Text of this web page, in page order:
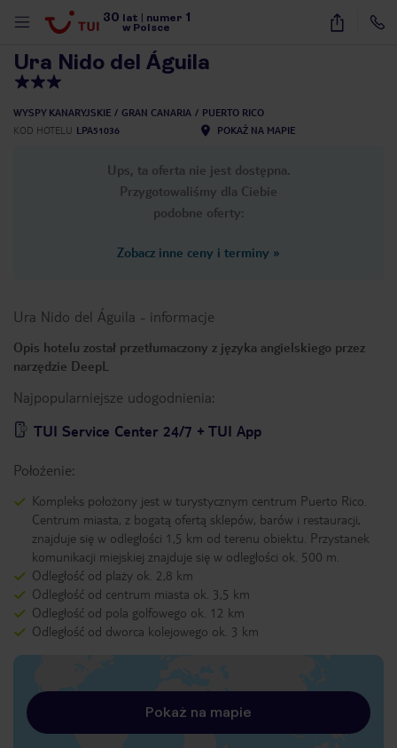
30 lat numer 1
w Polsce
38
Ura Nido del Águila
WYSPY KANARYJSKIE GRAN CANARIA
PUERTO RICO
KOD HOTELU LPA51036 POKAŻ NA MAPIE
Ups, ta oferta nie jest dostępna.
Przygotowaliśmy dla Ciebie
podobne oferty:
Zobacz inne ceny i terminy »
Ura Nido del Águila - informacje
Opis hotelu został przetłumaczony z języka angielskiego przez
narzędzie DeepL
Najpopularniejsze udogodnienia:
TUI Service Center 24/7 + TUI App
Położenie:
Kompleks położony jest w turystycznym centrum Puerto Rico.
Centrum miasta, z bogatą ofertą sklepów, barów i restauracji,
znajduje się w odległości 1,5 km od terenu obiektu. Przystanek
komunikacji miejskiej znajduje się w odległości ok. 500 m.
Odległość od plaży ok. 2,8 km
Odległość od centrum miasta ok. 3,5 km
Odległość od pola golfowego ok. 12 km
Odległość od dworca kolejowego ok. 3 km
Pokaż na mapie